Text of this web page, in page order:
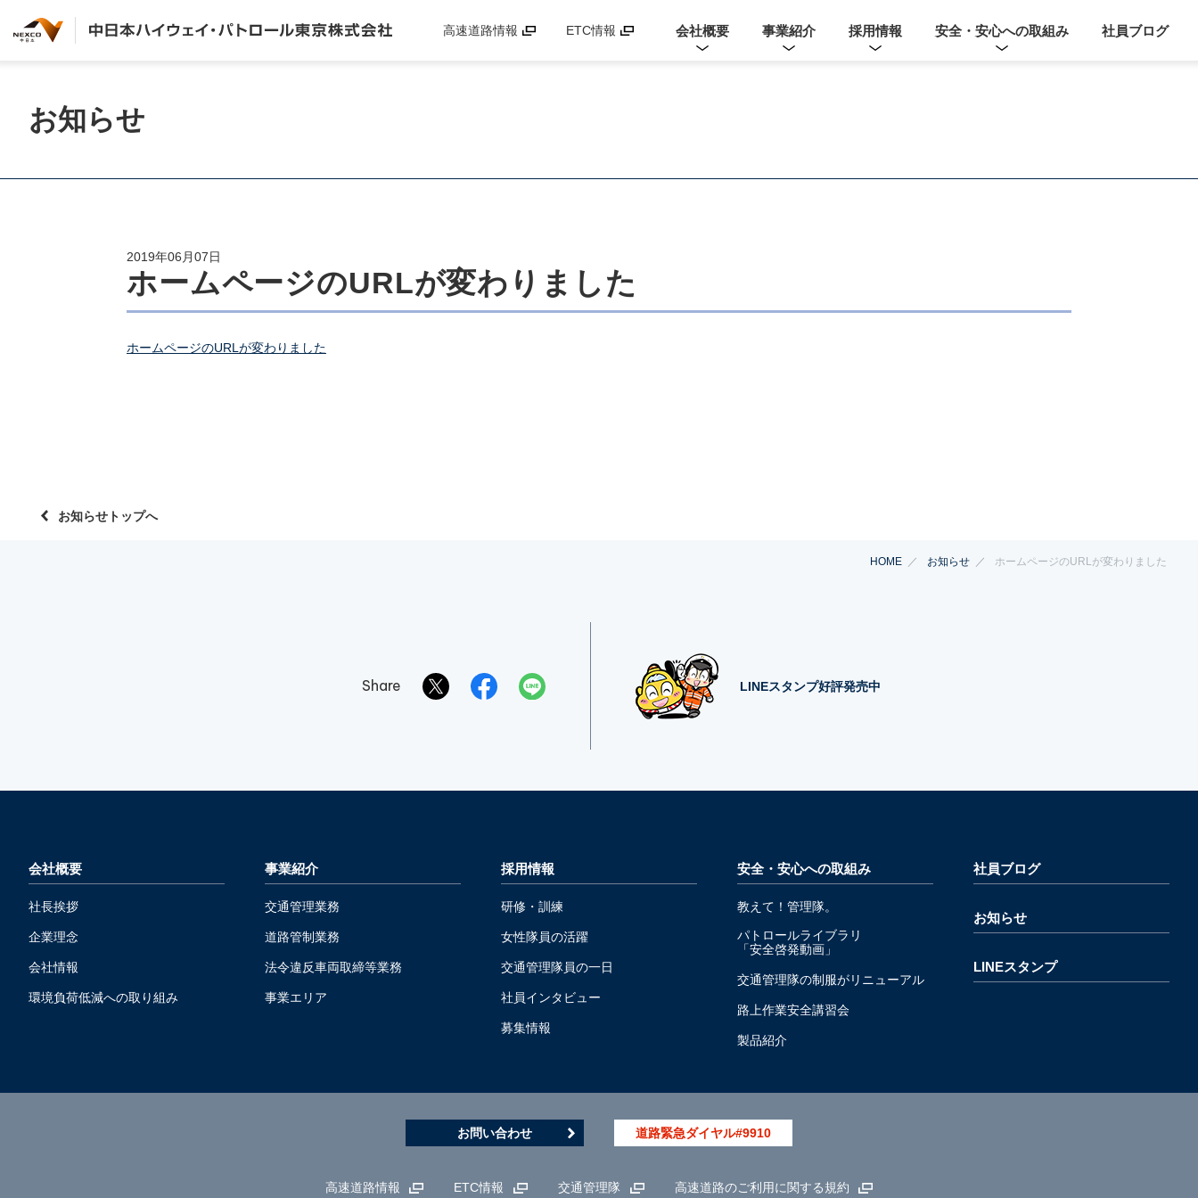
高速道路情報 ETC情報 会社概要 事業紹介 採用情報 安全・安心への取組み 社員ブログ
お知らせ
ホームページのURLが変わりました
2019年06月07日
ホームページのURLが変わりました
お知らせトップへ
HOME お知らせ ホームページのURLが変わりました
Share LINEスタンプ好評発売中
会社概要
社長挨拶
企業理念
会社情報
環境負荷低減への取り組み
事業紹介
交通管理業務
道路管制業務
法令違反車両取締等業務
事業エリア
採用情報
研修・訓練
女性隊員の活躍
交通管理隊員の一日
社員インタビュー
募集情報
安全・安心への取組み
教えて！管理隊。
パトロールライブラリ
「安全啓発動画」
交通管理隊の制服がリニューアル
路上作業安全講習会
製品紹介
社員ブログ
お知らせ
LINEスタンプ
お問い合わせ 道路緊急ダイヤル#9910
高速道路情報 ETC情報 交通管理隊 高速道路のご利用に関する規約